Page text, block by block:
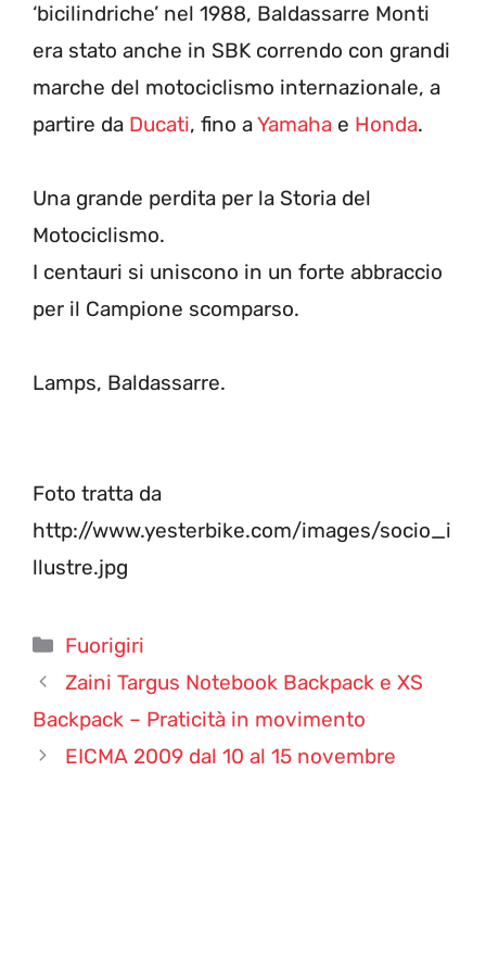
‘bicilindriche’ nel 1988, Baldassarre Monti
era stato anche in SBK correndo con grandi
marche del motociclismo internazionale, a
partire da Ducati, fino aYamaha e Honda.
Una grande perdita per la Storia del
Motociclismo.
I centauri si uniscono in un forte abbraccio
per il Campione scomparso.
Lamps, Baldassarre.
Foto tratta da
http://www.yesterbike.com/images/socio_i
llustre.jpg
Categorie
Fuorigiri
Zaini Targus Notebook Backpack e XS
Backpack – Praticità in movimento
EICMA 2009 dal 10 al 15 novembre